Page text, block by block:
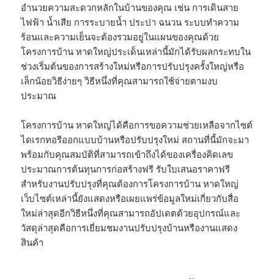
อำนวยความสะดวกหลักในบ้านของคุณ เช่น การเดินสาย
ไฟฟ้า น้ำเสีย การระบายน้ำ ประปา ฉนวน ระบบทำความ
ร้อนและความเย็นจะต้องรวมอยู่ในแผนของคุณด้วย
โครงการบ้าน หาดใหญ่ประเด็นเหล่านี้มักได้รับผลกระทบใน
ช่วงเริ่มต้นของการสร้างใหม่หรือการปรับปรุงครั้งใหญ่หรือ
เล็กน้อยวิธีง่ายๆ วิธีหนึ่งที่คุณสามารถใช้จ่ายตามงบ
ประมาณ
โครงการบ้าน หาดใหญ่ได้คือการขอความช่วยเหลือจากไซต์
ไดเรกทอรีออกแบบบ้านหรือปรับปรุงใหม่ สถานที่นี้มักจะมา
พร้อมกับคุณสมบัติที่สามารถเข้าถึงได้ของเครื่องคิดเลข
ประมาณการต้นทุนการก่อสร้างฟรี รับใบเสนอราคาฟรี
สำหรับงานปรับปรุงที่คุณต้องการโครงการบ้าน หาดใหญ่
เว็บไซต์เหล่านี้ยังแสดงหรือเผยแพร่ข้อมูลใหม่เกี่ยวกับสื่อ
ใหม่ล่าสุดอีกวิธีหนึ่งที่คุณสามารถอัปเดตด้วยอุปกรณ์และ
วัสดุล่าสุดคือการเยี่ยมชมงานปรับปรุงบ้านหรืองานแสดง
สินค้า